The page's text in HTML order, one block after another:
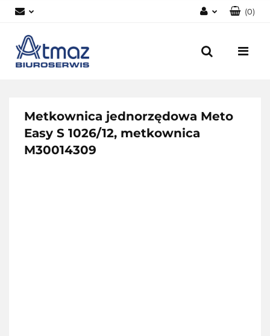
Zarejestruj się
(0)
Metkownica jednorzędowa Meto
Easy S 1026/12, metkownica
M30014309